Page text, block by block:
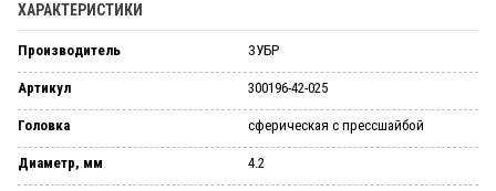
ХАРАКТЕРИСТИКИ
Производитель ЗУБР
Артикул 300196-42-025
Головка сферическая с прессшайбой
Диаметр, мм 4.2